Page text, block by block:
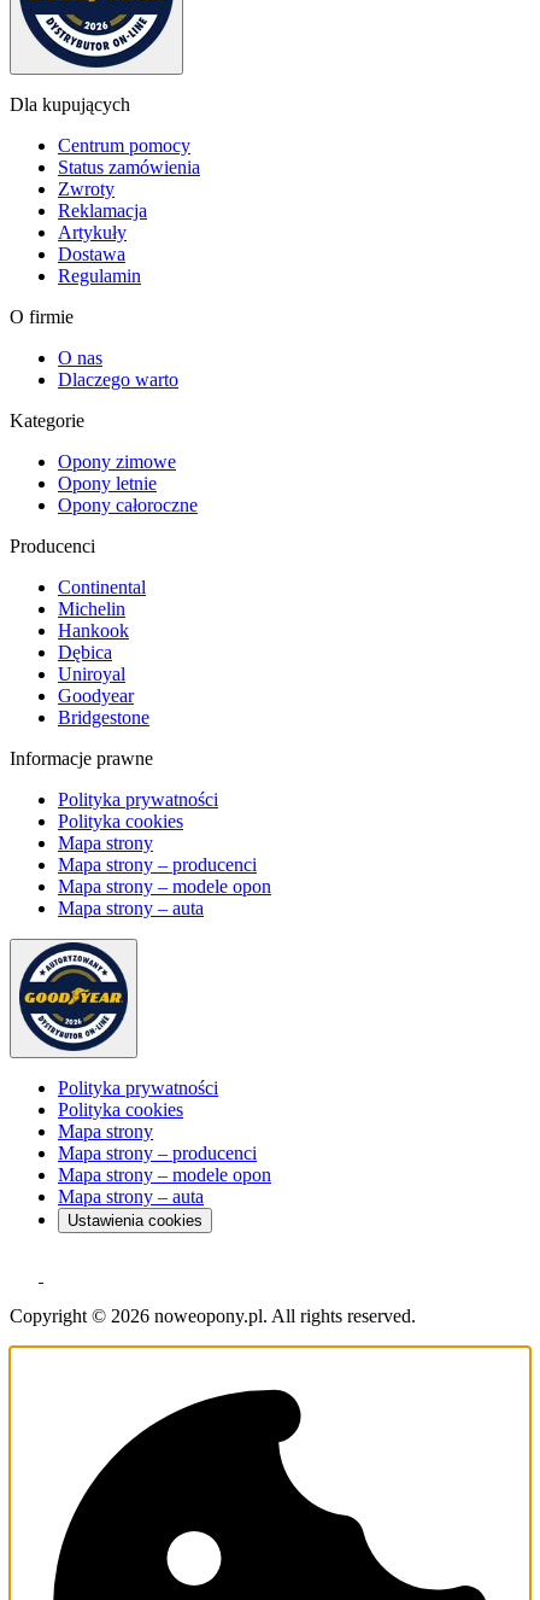
Dla kupujących
Centrum pomocy
Status zamówienia
Zwroty
Reklamacja
Artykuły
Dostawa
Regulamin
O firmie
O nas
Dlaczego warto
Kategorie
Opony zimowe
Opony letnie
Opony całoroczne
Producenci
Continental
Michelin
Hankook
Dębica
Uniroyal
Goodyear
Bridgestone
Informacje prawne
Polityka prywatności
Polityka cookies
Mapa strony
Mapa strony – producenci
Mapa strony – modele opon
Mapa strony – auta
Polityka prywatności
Polityka cookies
Mapa strony
Mapa strony – producenci
Mapa strony – modele opon
Mapa strony – auta
Ustawienia cookies
Copyright © 2026 noweopony.pl. All rights reserved.